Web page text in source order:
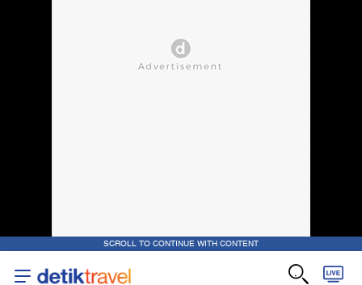
SCROLL TO CONTINUE WITH CONTENT